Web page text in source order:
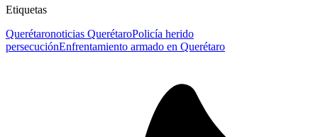
Etiquetas
Querétaronoticias QuerétaroPolicía herido
persecuciónEnfrentamiento armado en Querétaro